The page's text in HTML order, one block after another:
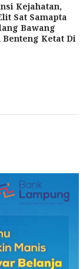
Kejahatan,
Sat Samapta
Bawang
Ketat Di